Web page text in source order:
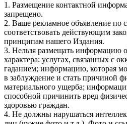
1. Размещение контактной
запрещено.
2. Ваше рекламное объявление по
соответствовать действующим
принципам нашего Издания.
3. Нельзя размещать информацию
характера: услугах, связанных с
гаданием; информацию, которая
в заблуждение и стать причиной
материального ущерба;
способной причинить вред
здоровью граждан.
4. Не должны нарушаться